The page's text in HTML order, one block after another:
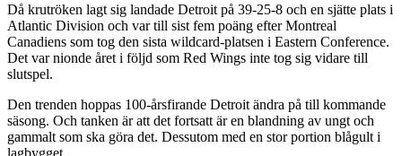
Då krutröken lagt sig landade Detroit på 39-25-8 och en sjätte plats i
Atlantic Division och var till sist fem poäng efter Montreal
Canadiens som tog den sista wildcard-platsen i Eastern Conference.
Det var nionde året i följd som Red Wings inte tog sig vidare till
slutspel.
Den trenden hoppas 100-årsfirande Detroit ändra på till kommande
säsong. Och tanken är att det fortsatt är en blandning av ungt och
gammalt som ska göra det. Dessutom med en stor portion blågult i
lagbygget.